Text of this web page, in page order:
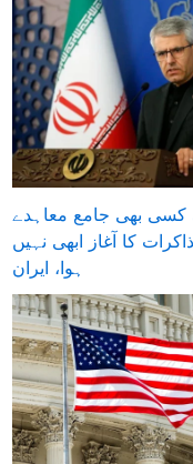
کسی بھی جامع معاہدے
کا آغاز ابھی نہیں
ہوا، ایران